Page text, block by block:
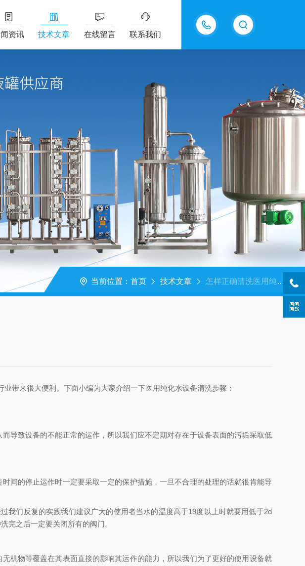
13770985289
资讯 技术文章 在线留言 联系我们
当前位置： 首页 技术文章 怎样正确清洗医用纯化水设备？
带来很大便利。下面小编为大家介绍一下医用纯化水设备清洗步骤：
致设备的不能正常的运作，所以我们应不定期对存在于设备表面的污垢采取低
的停止运作时一定要采取一定的保护措施，一旦不合理的处理的话就很肯能导
们反复的实践我们建议广大的使用者当水的温度高于19度以上时就要用低于2d
完之后一定要关闭所有的阀门。
物等覆盖在其表面直接的影响其运作的能力，所以我们为了更好的使用设备就